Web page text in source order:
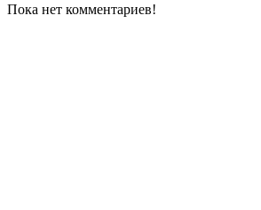
Пока нет комментариев!